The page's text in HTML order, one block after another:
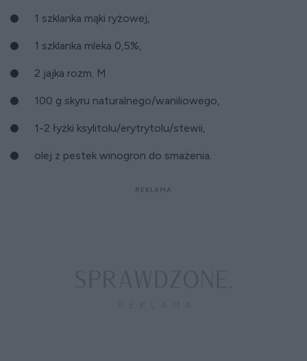
1 szklanka mąki ryżowej,
1 szklanka mleka 0,5%,
2 jajka rozm. M
100 g skyru naturalnego/waniliowego,
1-2 łyżki ksylitolu/erytrytolu/stewii,
olej z pestek winogron do smażenia.